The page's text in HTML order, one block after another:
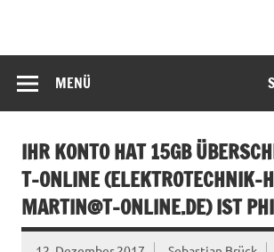
MENÜ
IHR KONTO HAT 15GB
T-ONLINE (ELEKTROTECHNIK-
MARTIN@T-ONLINE.DE) IST